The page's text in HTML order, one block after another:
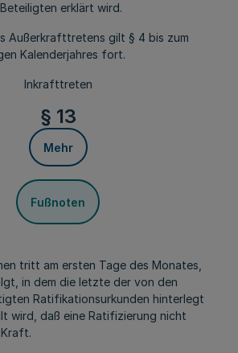
erklärt wird.
Außerkrafttretens gilt § 4 bis zum
Kalenderjahres fort.
Inkrafttreten
§ 13
Mehr
Fußnoten
tritt am ersten Tage des Monates,
in dem die letzte der von den
Ratifikationsurkunden hinterlegt
wird, daß eine Ratifizierung nicht